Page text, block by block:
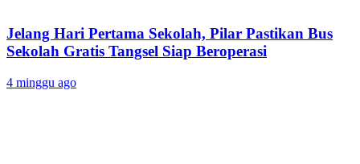
Jelang Hari Pertama Sekolah, Pilar Pastikan Bus
Sekolah Gratis Tangsel Siap Beroperasi
4 minggu ago